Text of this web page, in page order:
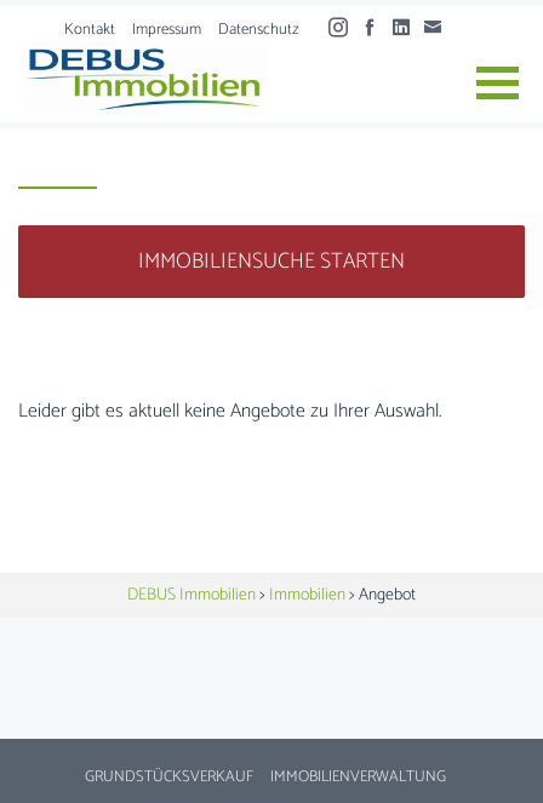
Skip to content
Kontakt Impressum Datenschutz
IMMOBILIENSUCHE STARTEN
Leider gibt es aktuell keine Angebote zu Ihrer Auswahl.
DEBUS Immobilien> Immobilien>Angebot
GRUNDSTÜCKSVERKAUF
IMMOBILIENVERWALTUNG